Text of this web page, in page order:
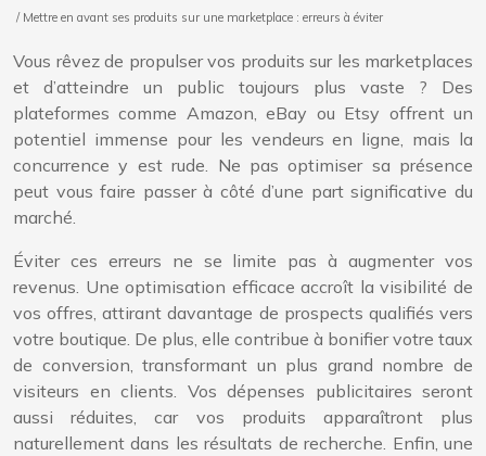
/ Mettre en avant ses produits sur une marketplace : erreurs à éviter
Vous rêvez de propulser vos produits sur les marketplaces
et d’atteindre un public toujours plus vaste ? Des
plateformes comme Amazon, eBay ou Etsy offrent un
potentiel immense pour les vendeurs en ligne, mais la
concurrence y est rude. Ne pas optimiser sa présence
peut vous faire passer à côté d’une part significative du
marché.
Éviter ces erreurs ne se limite pas à augmenter vos
revenus. Une optimisation efficace accroît la visibilité de
vos offres, attirant davantage de prospects qualifiés vers
votre boutique. De plus, elle contribue à bonifier votre taux
de conversion, transformant un plus grand nombre de
visiteurs en clients. Vos dépenses publicitaires seront
aussi réduites, car vos produits apparaîtront plus
naturellement dans les résultats de recherche. Enfin, une